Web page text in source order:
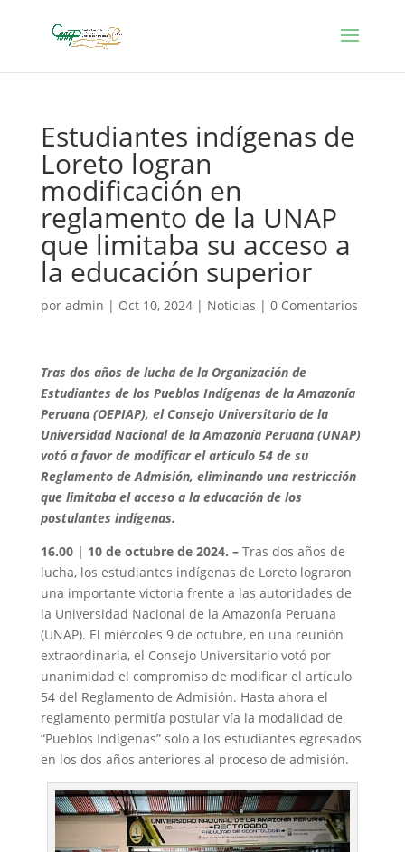
Estudiantes indígenas de
Loreto logran
modificación en
reglamento de la UNAP
que limitaba su acceso a
la educación superior
por admin | Oct 10, 2024| Noticias | 0 Comentarios
Tras dos años de lucha de la Organización de
Estudiantes de los Pueblos Indígenas de la Amazonía
Peruana (OEPIAP), el Consejo Universitario de la
Universidad Nacional de la Amazonía Peruana (UNAP)
votó a favor de modificar el artículo 54 de su
Reglamento de Admisión, eliminando una restricción
que limitaba el acceso a la educación de los
postulantes indígenas.
16.00 | 10 de octubre de 2024. –Tras dos años de
lucha, los estudiantes indígenas de Loreto lograron
una importante victoria frente a las autoridades de
la Universidad Nacional de la Amazonía Peruana
(UNAP). El miércoles 9 de octubre, en una reunión
extraordinaria, el Consejo Universitario votó por
unanimidad el compromiso de modificar el artículo
54 del Reglamento de Admisión. Hasta ahora el
reglamento permitía postular vía la modalidad de
“Pueblos Indígenas” solo a los estudiantes egresados
en los dos años anteriores al proceso de admisión.